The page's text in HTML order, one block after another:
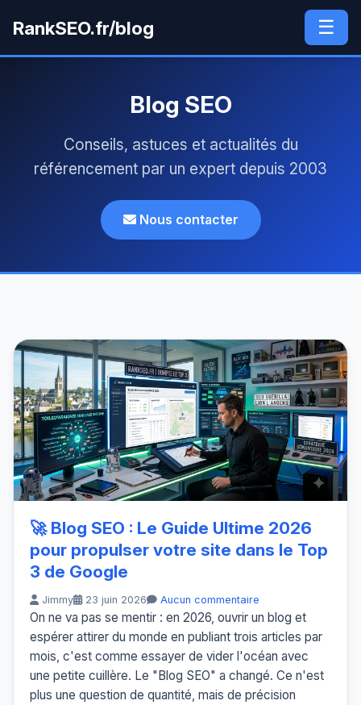
RankSEO.fr/blog ☰
Blog SEO
Conseils, astuces et actualités du
référencement par un expert depuis 2003
Nous contacter
🚀 Blog SEO : Le Guide Ultime 2026
pour propulser votre site dans le Top
3 de Google
Jimmy 23 juin 2026 Aucun commentaire
On ne va pas se mentir : en 2026, ouvrir un blog et
espérer attirer du monde en publiant trois articles par
mois, c'est comme essayer de vider l'océan avec
une petite cuillère. Le "Blog SEO" a changé. Ce n'est
plus une question de quantité, mais de précision